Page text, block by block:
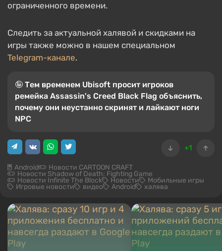
ограниченного времени.
Следить за актуальной халявой и скидками на
игры также можно в нашем специальном
Telegram-канале.
🤪 Тем временем Ubisoft просит игроков
ремейка Assassin's Creed Black Flag объяснить,
почему они неустанно скринят и лайкают ноги
NPC
+1
Android Новости CARTOON CRAFT
Новости Shadow of Death: Fighting Game
Новости Infinite The Block Новости Мобильные игры
Игровые новости видео Android халява